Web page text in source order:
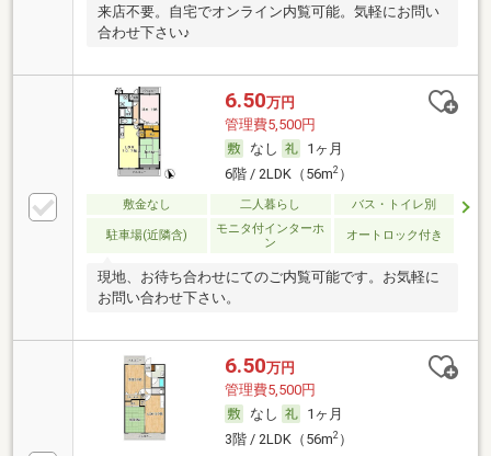
来店不要。自宅でオンライン内覧可能。気軽にお問い
合わせ下さい♪
6.50万円
管理費5,500円
なし
1ヶ月
6階 / 2LDK（56m2）
敷金なし 二人暮らし バス・トイレ別
駐車場(近隣含)
モニタ付インターホ
ン
オートロック付き
現地、お待ち合わせにてのご内覧可能です。お気軽に
お問い合わせ下さい。
6.50万円
管理費5,500円
なし
1ヶ月
3階 / 2LDK（56m2）